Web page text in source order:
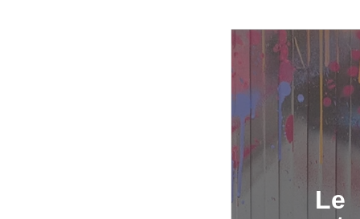
Le
Différents
ateliers au
de notre
de jour et
rencontres